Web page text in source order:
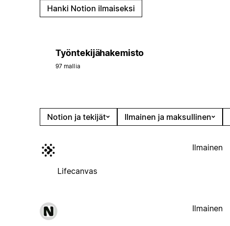
Hanki Notion ilmaiseksi
Työntekijähakemisto
97 mallia
Notion ja tekijät Ilmainen ja maksullinen
Lifecanvas
Ilmainen
Ilmainen